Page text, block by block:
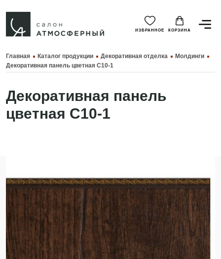
ИЗБРАННОЕ КОРЗИНА
Главная Каталог продукции Декоративная отделка
Молдинги
Декоративная панель цветная C10-1
Декоративная панель
цветная C10-1